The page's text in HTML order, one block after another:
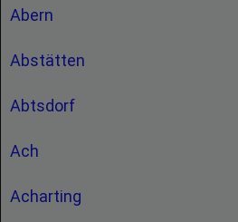
Abern
Abstätten
Abtsdorf
Ach
Acharting